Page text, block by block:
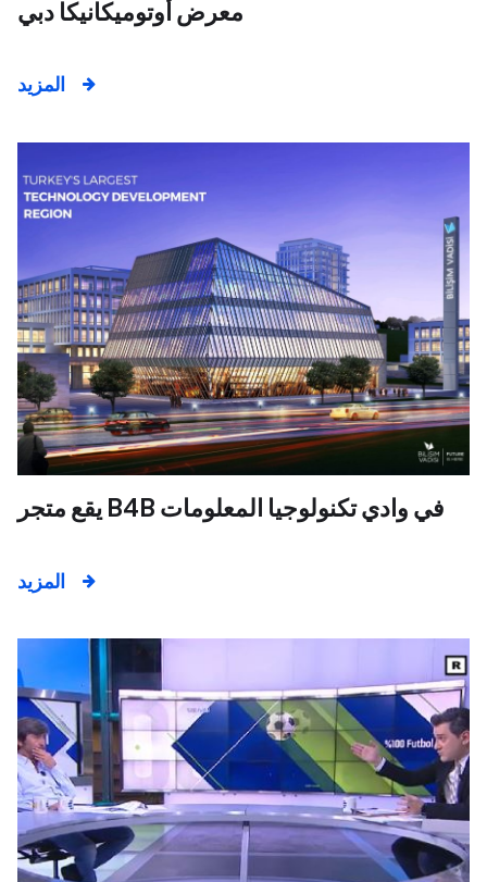
معرض أوتوميكانيكا دبي
المزيد
يقع متجر B4B في وادي تكنولوجيا المعلومات
المزيد